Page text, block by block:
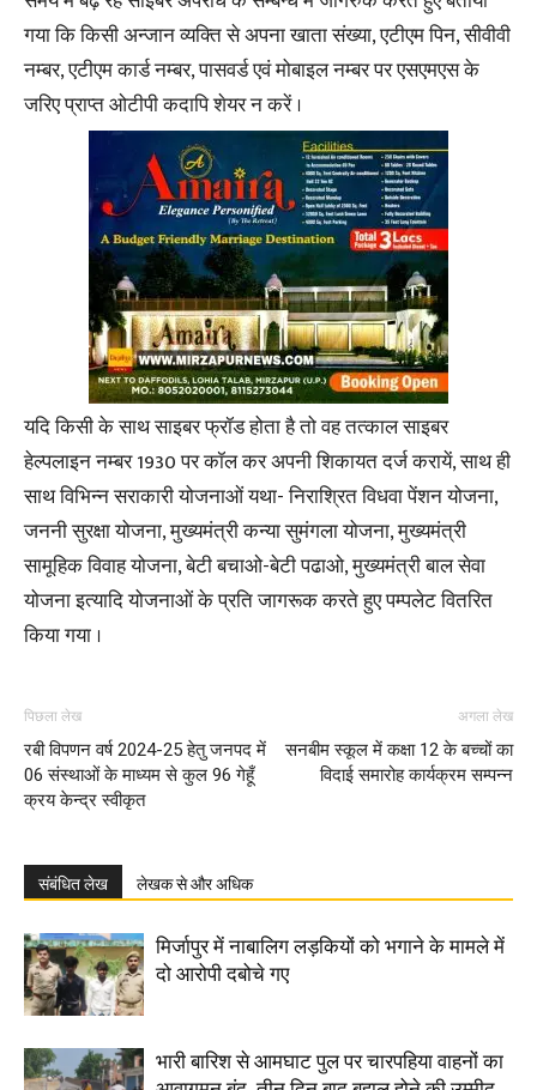
गया कि किसी अन्जान व्यक्ति से अपना खाता संख्या, एटीएम पिन, सीवीवी
नम्बर, एटीएम कार्ड नम्बर, पासवर्ड एवं मोबाइल नम्बर पर एसएमएस के
जरिए प्राप्त ओटीपी कदापि शेयर न करें ।
यदि किसी के साथ साइबर फ्रॉड होता है तो वह तत्काल साइबर
हेल्पलाइन नम्बर 1930 पर कॉल कर अपनी शिकायत दर्ज करायें, साथ ही
साथ विभिन्न सराकारी योजनाओं यथा- निराश्रित विधवा पेंशन योजना,
जननी सुरक्षा योजना, मुख्यमंत्री कन्या सुमंगला योजना, मुख्यमंत्री
सामूहिक विवाह योजना, बेटी बचाओ-बेटी पढाओ, मुख्यमंत्री बाल सेवा
योजना इत्यादि योजनाओं के प्रति जागरूक करते हुए पम्पलेट वितरित
किया गया ।
पिछला लेख
रबी विपणन वर्ष 2024-25 हेतु जनपद में
06 संस्थाओं के माध्यम से कुल 96 गेहूँ
क्रय केन्द्र स्वीकृत
अगला लेख
सनबीम स्कूल में कक्षा 12 के बच्चों का
विदाई समारोह कार्यक्रम सम्पन्न
संबंधित लेख लेखक से और अधिक
मिर्जापुर में नाबालिग लड़कियों को भगाने के मामले में
दो आरोपी दबोचे गए
भारी बारिश से आमघाट पुल पर चारपहिया वाहनों का